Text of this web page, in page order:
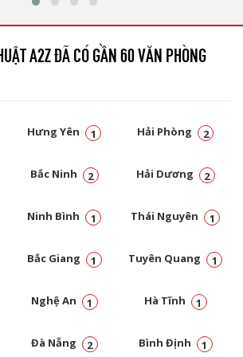
A2Z ĐÃ CÓ GẦN 60 VĂN PHÒNG
Hưng Yên 1 Hải Phòng 2
Bắc Ninh 2 Hải Dương 2
Ninh Bình 1 Thái Nguyên 1
Bắc Giang 1 Tuyên Quang 1
Nghệ An 1 Hà Tĩnh 1
Đà Nẵng 2 Bình Định 1